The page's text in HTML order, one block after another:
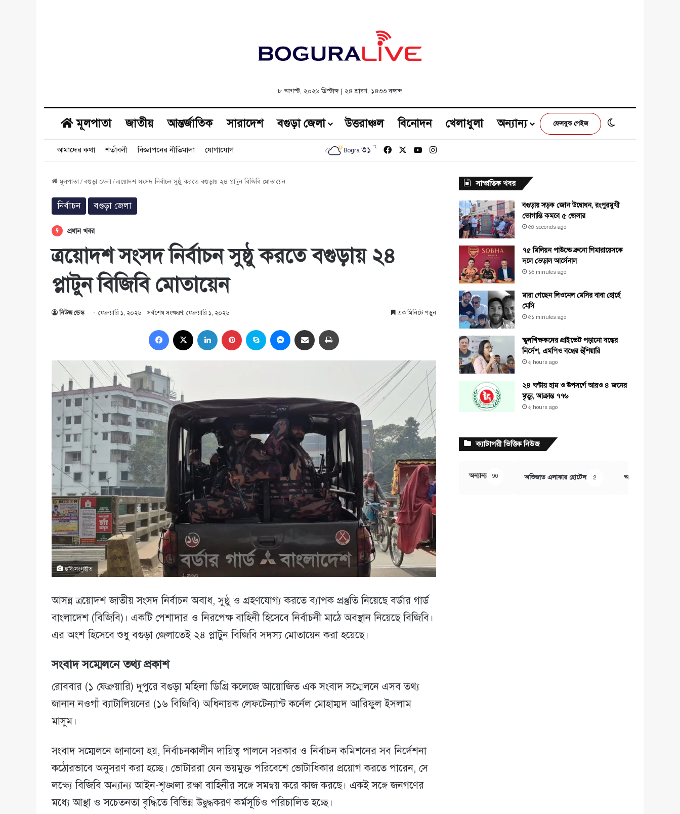
৮ আগস্ট, ২০২৬ খ্রিস্টাব্দ | ২৪ শ্রাবণ, ১৪৩৩ বঙ্গাব্দ
মূলপাতা জাতীয় আন্তর্জাতিক সারাদেশ বগুড়া জেলা উত্তরাঞ্চল বিনোদন খেলাধুলা অন্যান্য ফেসবুক পেইজ
আমাদের কথা শর্তাবলী বিজ্ঞাপনের নীতিমালা যোগাযোগ Bogra ৩১ ℃ FacebookYouTubeInstagram
মূলপাতা/বগুড়া জেলা/ত্রয়োদশ সংসদ নির্বাচন সুষ্ঠু করতে বগুড়ায় ২৪ প্লাটুন বিজিবি মোতায়েন
নির্বাচন বগুড়া জেলা
প্রধান খবর
ত্রয়োদশ সংসদ নির্বাচন সুষ্ঠু করতে বগুড়ায় ২৪
প্লাটুন বিজিবি মোতায়েন
নিউজ ডেস্ক ফেব্রুয়ারি ১, ২০২৬ সর্বশেষ সংষ্করণ: ফেব্রুয়ারি ১, ২০২৬ এক মিনিটে পড়ুন
Facebook LinkedIn Pinterest Skype MessengerShare via Email
ছবি:সংগৃহীত
আসন্ন ত্রয়োদশ জাতীয় সংসদ নির্বাচন অবাধ, সুষ্ঠু ও গ্রহণযোগ্য করতে ব্যাপক প্রস্তুতি নিয়েছে বর্ডার গার্ড
বাংলাদেশ (বিজিবি)। একটি পেশাদার ও নিরপেক্ষ বাহিনী হিসেবে নির্বাচনী মাঠে অবস্থান নিয়েছে বিজিবি।
এর অংশ হিসেবে শুধু বগুড়া জেলাতেই ২৪ প্লাটুন বিজিবি সদস্য মোতায়েন করা হয়েছে।
সংবাদ সম্মেলনে তথ্য প্রকাশ
রোববার (১ ফেব্রুয়ারি) দুপুরে বগুড়া মহিলা ডিগ্রি কলেজে আয়োজিত এক সংবাদ সম্মেলনে এসব তথ্য
জানান নওগাঁ ব্যাটালিয়নের (১৬ বিজিবি) অধিনায়ক লেফটেন্যান্ট কর্নেল মোহাম্মদ আরিফুল ইসলাম
মাসুম।
সংবাদ সম্মেলনে জানানো হয়, নির্বাচনকালীন দায়িত্ব পালনে সরকার ও নির্বাচন কমিশনের সব নির্দেশনা
কঠোরভাবে অনুসরণ করা হচ্ছে। ভোটাররা যেন ভয়মুক্ত পরিবেশে ভোটাধিকার প্রয়োগ করতে পারেন, সে
লক্ষ্যে বিজিবি অন্যান্য আইন-শৃঙ্খলা রক্ষা বাহিনীর সঙ্গে সমন্বয় করে কাজ করছে। একই সঙ্গে জনগণের
মধ্যে আস্থা ও সচেতনতা বৃদ্ধিতে বিভিন্ন উদ্বুদ্ধকরণ কর্মসূচিও পরিচালিত হচ্ছে।
সাম্প্রতিক খবর
বগুড়ায় সড়ক জোন উদ্বোধন, রংপুরমুখী
ভোগান্তি কমবে ৫ জেলার
৫৪ seconds ago
৭৫ মিলিয়ন পাউন্ডে ব্রুনো গিমারায়েসকে
দলে ভেড়াল আর্সেনাল
১৬ minutes ago
মারা গেছেন লিওনেল মেসির বাবা হোর্হে
মেসি
৫১ minutes ago
স্কুলশিক্ষকদের প্রাইভেট পড়ানো বন্ধের
নির্দেশ, এমপিও বন্ধের হুঁশিয়ারি
২ hours ago
২৪ ঘণ্টায় হাম ও উপসর্গে আরও ৪ জনের
মৃত্যু, আক্রান্ত ৭৭৬
২ hours ago
ক্যাটাগরী ভিত্তিক নিউজ
অন্যান্য 90 অভিজাত এলাকার হোটেল 2 অর্থ ও বানিজ্য